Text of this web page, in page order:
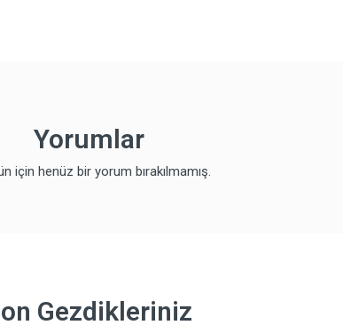
Yorumlar
için henüz bir yorum bırakılmamış.
Gezdikleriniz